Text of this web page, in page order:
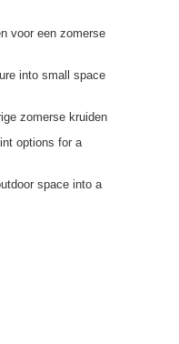
voor een zomerse
into small space
zomerse kruiden
options for a
space into a